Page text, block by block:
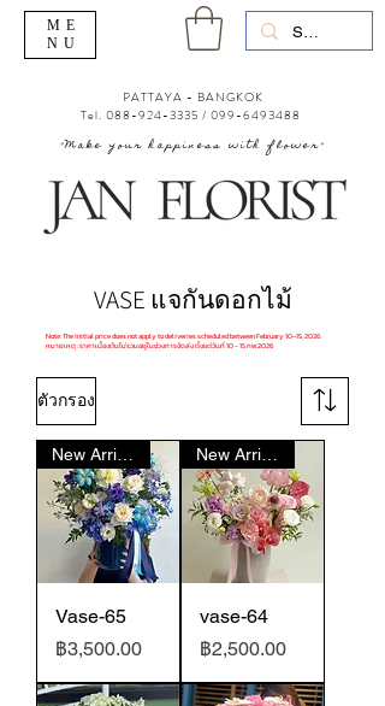
"Make your happiness with flower"
PATTAYA - BANGKOK
Tel. 088-924-3335 / 099-6493488
ME
NU
VASE แจกันดอกไม้
Note: The initial price does not apply to deliveries scheduled between February 10–15, 2026.
หมายเหตุ : ราคาเบื้องต้นไม่รวมอยู่ในช่วงการจัดส่ง ตั้งแต่วันที่ 10 - 15 กพ.2026
ตัวกรอง
Vase-65
ราคา
฿3,500.00
vase-64
ราคา
฿2,500.00